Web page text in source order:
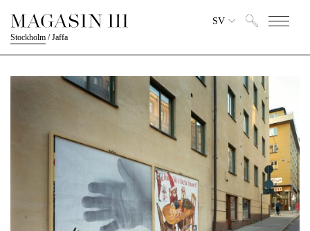
Stockholm /Jaffa
SV